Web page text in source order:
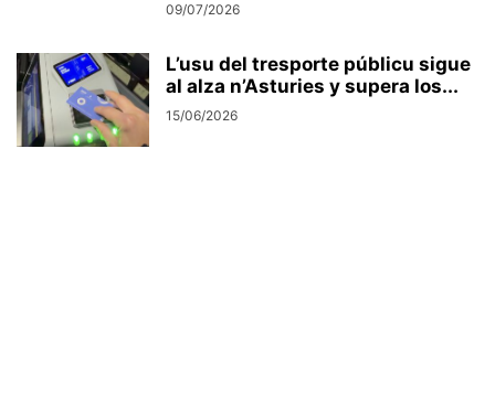
09/07/2026
L’usu del tresporte públicu sigue
al alza n’Asturies y supera los...
15/06/2026